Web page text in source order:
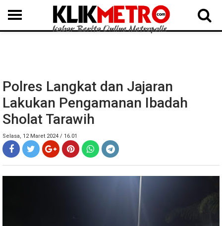
MEDAN LANGKAT DAIRI SAMOSIR TAPUT BATUBARA DELISERDANG
Polres Langkat dan Jajaran
Lakukan Pengamanan Ibadah
Sholat Tarawih
Selasa, 12 Maret 2024 / 16.01